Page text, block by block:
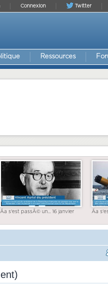
Twitter
Connexion
Ressources
Ãa s'est passÃ© un... 16 janvier Ãa